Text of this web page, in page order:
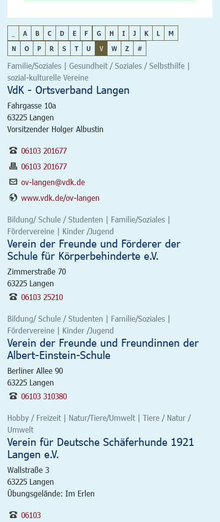
A B C D E F G H I J K L
M
N
O P R S T U V W Z #
Familie/Soziales | Gesundheit / Soziales / Selbsthilfe |
sozial-kulturelle Vereine
VdK - Ortsverband Langen
Fahrgasse 10a
63225 Langen
Vorsitzender Holger Albustin
06103 201677
06103 201677
ov-langen@vdk.de
www.vdk.de/ov-langen
Bildung/ Schule / Studenten | Familie/Soziales |
Fördervereine | Kinder /Jugend
Verein der Freunde und Förderer der
Schule für Körperbehinderte e.V.
Zimmerstraße 70
63225 Langen
06103 25210
Bildung/ Schule / Studenten | Familie/Soziales |
Fördervereine | Kinder /Jugend
Verein der Freunde und Freundinnen der
Albert-Einstein-Schule
Berliner Allee 90
63225 Langen
06103 310380
Hobby / Freizeit | Natur/Tiere/Umwelt | Tiere / Natur /
Umwelt
Verein für Deutsche Schäferhunde 1921
Langen e.V.
Wallstraße 3
63225 Langen
Übungsgelände: Im Erlen
06103